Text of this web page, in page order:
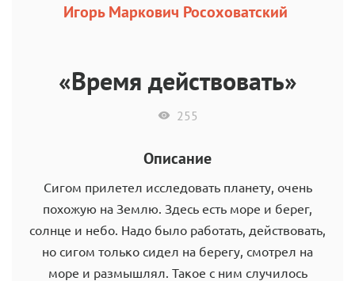
Игорь Маркович Росоховатский
«Время действовать»
255
Описание
Сигом прилетел исследовать планету, очень
похожую на Землю. Здесь есть море и берег,
солнце и небо. Надо было работать, действовать,
но сигом только сидел на берегу, смотрел на
море и размышлял. Такое с ним случилось